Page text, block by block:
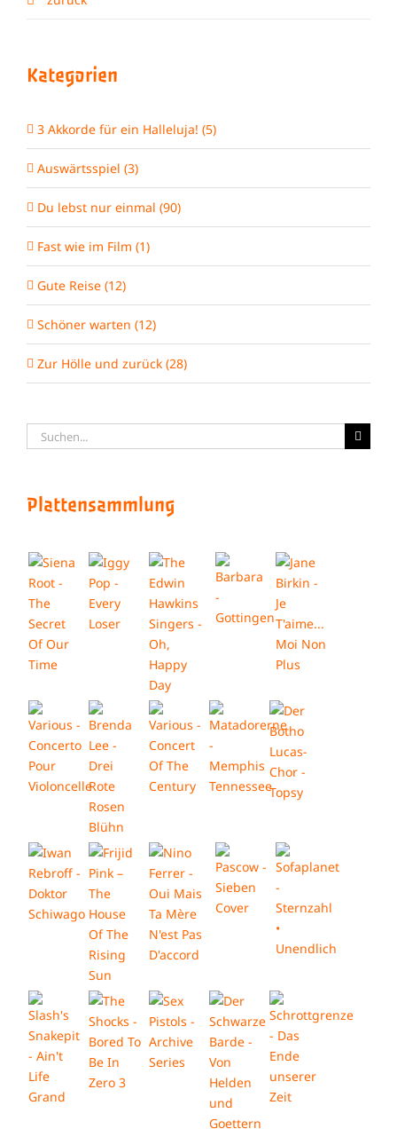
Kategorien
3 Akkorde für ein Halleluja! (5)
Auswärtsspiel (3)
Du lebst nur einmal (90)
Fast wie im Film (1)
Gute Reise (12)
Schöner warten (12)
Zur Hölle und zurück (28)
Suche
nach:
Plattensammlung